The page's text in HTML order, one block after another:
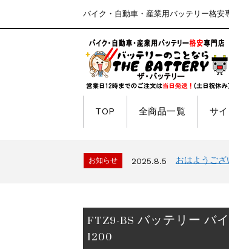
バイク・自動車・産業用バッテリー格安
TOP 全商品一覧 サ
お知らせ 2025.8.5 おはようご
FTZ9-BS バッテリー バ
1200